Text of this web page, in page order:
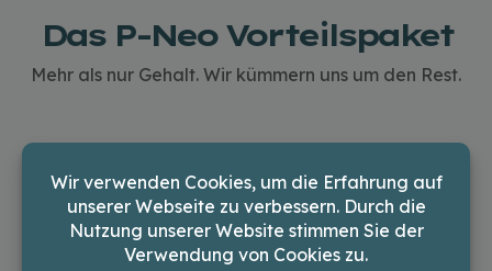
Das P-Neo Vorteilspaket
Mehr als nur Gehalt. Wir kümmern uns um den Rest.
Dienstwagen & Tankkarte
Für alle: VW Polo/Golf (o.ä.).
inklusive privater Nutzung und Tankkarte. Du zahlst